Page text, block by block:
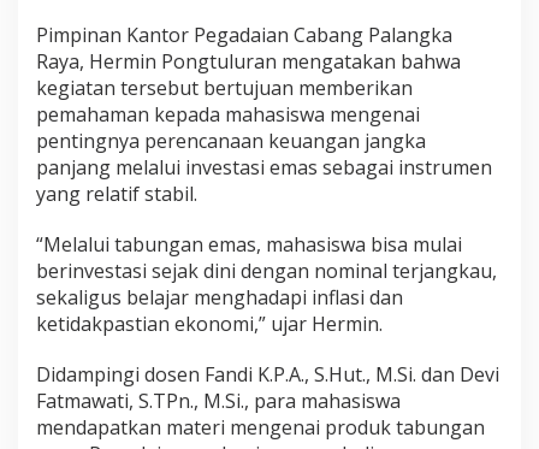
Pimpinan Kantor Pegadaian Cabang Palangka
Raya, Hermin Pongtuluran mengatakan bahwa
kegiatan tersebut bertujuan memberikan
pemahaman kepada mahasiswa mengenai
pentingnya perencanaan keuangan jangka
panjang melalui investasi emas sebagai instrumen
yang relatif stabil.
“Melalui tabungan emas, mahasiswa bisa mulai
berinvestasi sejak dini dengan nominal terjangkau,
sekaligus belajar menghadapi inflasi dan
ketidakpastian ekonomi,” ujar Hermin.
Didampingi dosen Fandi K.P.A., S.Hut., M.Si. dan Devi
Fatmawati, S.TPn., M.Si., para mahasiswa
mendapatkan materi mengenai produk tabungan